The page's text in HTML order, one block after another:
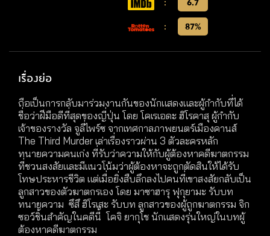
:
87%
เรื่องย่อ
ถือเป็นการกลับมาร่วมงานกันของนักแสดงและผู้กำกับที่ได้
ชื่อว่าฝีมือดีที่สุดของญี่ปุ่น โดย โคเรเอดะ ฮิโรคาสุ ผู้กำกับ
เจ้าของรางวัล จูลี่ไพร์ซ จากเทศกาลภาพยนตร์เมืองคานส์
The Third Murder เล่าเรื่องราวผ่าน 3 ตัวละครหลัก
ทนายความคนเก่ง ที่รับว่าความให้กับผู้ต้องหาคดีฆาตกรรม
ที่ชวนสงสัยและมีแนวโน้มว่าผู้ต้องหาจะถูกตัดสินให้ได้รับ
โทษประหารชีวิต แต่เมื่อยิ่งสืบลึกลงไปคนที่เขาสงสัยกลับเป็น
ลูกสาวของตัวฆาตกรเอง โดย มาซาฮารุ ฟุกุยามะ รับบท
ทนายความ ซึสึ ฮิโรเสะ รับบท ลูกสาวของผู้ถูกฆาตกรรม จิก
ซอว์ชิ้นสำคัญในคดีนี้ โคจิ ยากุโช นักแสดงรุ่นใหญ่ในบทผู้
ต้องหาคดีฆาตกรรม